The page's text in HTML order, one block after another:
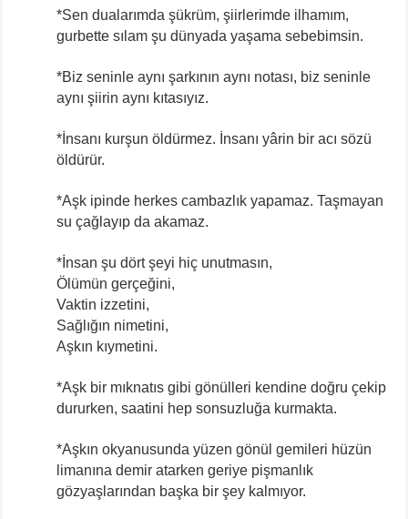
*Sen dualarımda şükrüm, şiirlerimde ilhamım,
gurbette sılam şu dünyada yaşama sebebimsin.
*Biz seninle aynı şarkının aynı notası, biz seninle
aynı şiirin aynı kıtasıyız.
*İnsanı kurşun öldürmez. İnsanı yârin bir acı sözü
öldürür.
*Aşk ipinde herkes cambazlık yapamaz. Taşmayan
su çağlayıp da akamaz.
*İnsan şu dört şeyi hiç unutmasın,
Ölümün gerçeğini,
Vaktin izzetini,
Sağlığın nimetini,
Aşkın kıymetini.
*Aşk bir mıknatıs gibi gönülleri kendine doğru çekip
dururken, saatini hep sonsuzluğa kurmakta.
*Aşkın okyanusunda yüzen gönül gemileri hüzün
limanına demir atarken geriye pişmanlık
gözyaşlarından başka bir şey kalmıyor.